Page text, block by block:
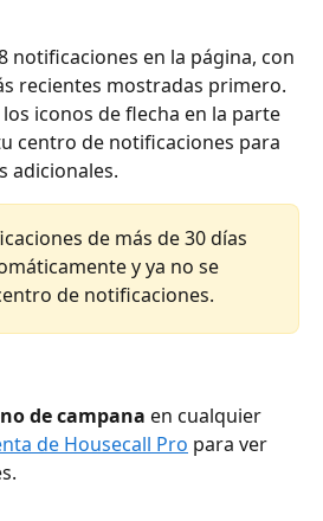
notificaciones en la página, con
recientes mostradas primero.
iconos de flecha en la parte
centro de notificaciones para
adicionales.
de más de 30 días
y ya no se
de notificaciones.
de campana en cualquier
de Housecall Pro para ver